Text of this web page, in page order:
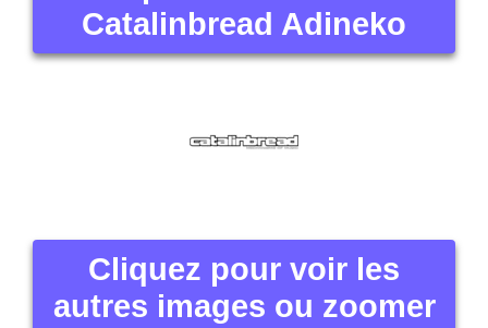
Catalinbread Adineko
Cliquez pour voir les
autres images ou zoomer